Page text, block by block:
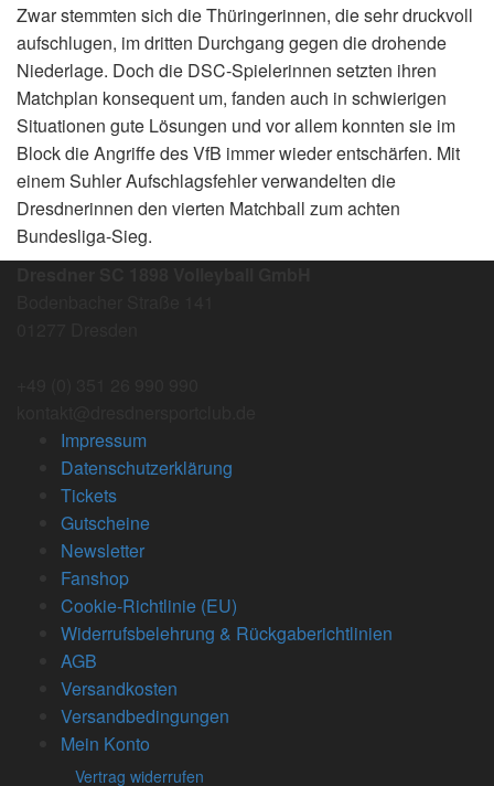
Zwar stemmten sich die Thüringerinnen, die sehr druckvoll
aufschlugen, im dritten Durchgang gegen die drohende
Niederlage. Doch die DSC-Spielerinnen setzten ihren
Matchplan konsequent um, fanden auch in schwierigen
Situationen gute Lösungen und vor allem konnten sie im
Block die Angriffe des VfB immer wieder entschärfen. Mit
einem Suhler Aufschlagsfehler verwandelten die
Dresdnerinnen den vierten Matchball zum achten
Bundesliga-Sieg.
Impressum
Datenschutzerklärung
Tickets
Gutscheine
Newsletter
Fanshop
Cookie-Richtlinie (EU)
Widerrufsbelehrung & Rückgaberichtlinien
AGB
Versandkosten
Versandbedingungen
Mein Konto
Vertrag widerrufen